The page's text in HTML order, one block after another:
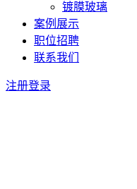
镀膜玻璃
案例展示
职位招聘
联系我们
注册登录